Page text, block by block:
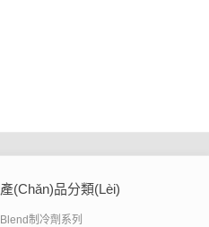
產(chǎn)品分類(lèi)
Blend制冷劑系列